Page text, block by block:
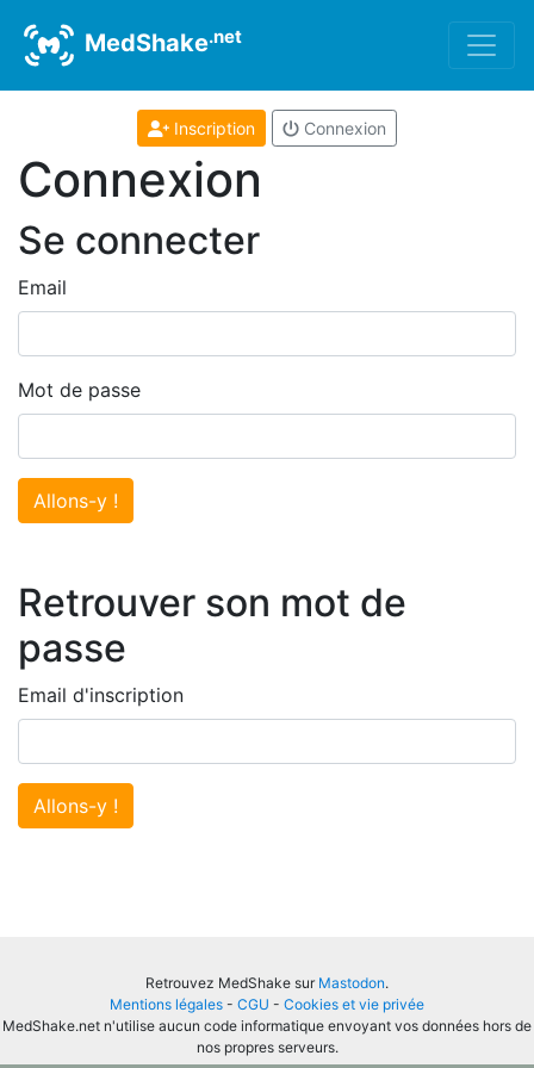
MedShake.net
Inscription Connexion
Connexion
Se connecter
Email
Mot de passe
Allons-y !
Retrouver son mot de
passe
Email d'inscription
Allons-y !
Retrouvez MedShake sur Mastodon.
Mentions légales - CGU - Cookies et vie privée
MedShake.net n'utilise aucun code informatique envoyant vos données hors de
nos propres serveurs.